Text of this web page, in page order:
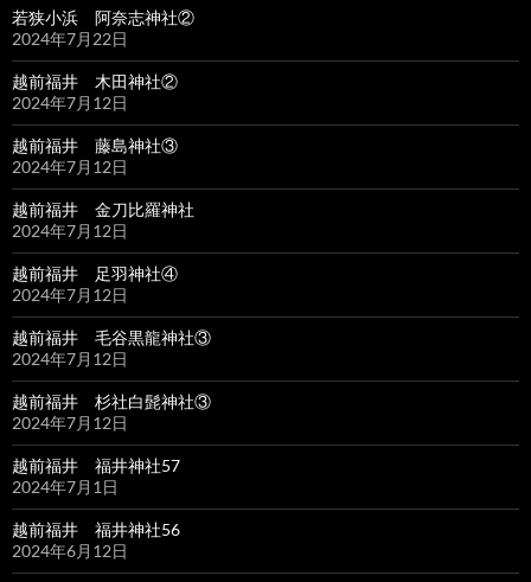
若狭小浜 阿奈志神社②
2024年7月22日
越前福井 木田神社②
2024年7月12日
越前福井 藤島神社③
2024年7月12日
越前福井 金刀比羅神社
2024年7月12日
越前福井 足羽神社④
2024年7月12日
越前福井 毛谷黒龍神社③
2024年7月12日
越前福井 杉社白髭神社③
2024年7月12日
越前福井 福井神社57
2024年7月1日
越前福井 福井神社56
2024年6月12日